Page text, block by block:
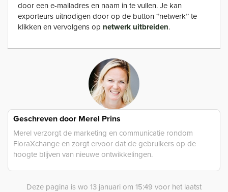
door een e-mailadres en naam in te vullen. Je kan
exporteurs uitnodigen door op de button ‘’netwerk’’ te
klikken en vervolgens op netwerk uitbreiden.
Geschreven door Merel Prins
Merel verzorgt de marketing en communicatie rondom
FloraXchange en zorgt ervoor dat de gebruikers op de
hoogte blijven van nieuwe ontwikkelingen.
Deze pagina is wo 13 januari om 15:49 voor het laatst